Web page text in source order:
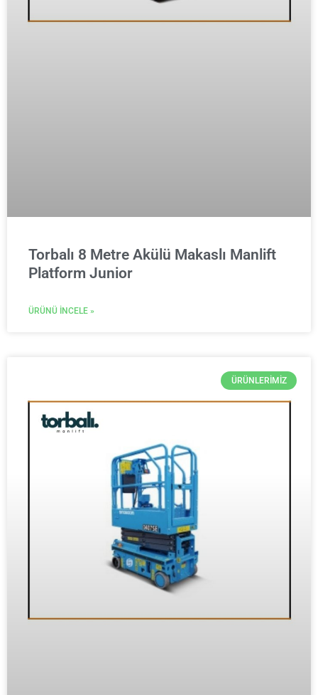
Torbalı 8 Metre Akülü Makaslı Manlift
Platform Junior
ÜRÜNÜ İNCELE »
ÜRÜNLERIMIZ